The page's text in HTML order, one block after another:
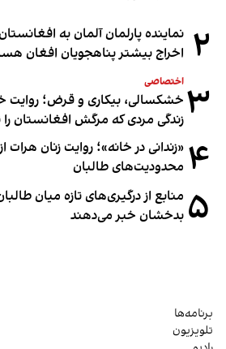
۲ نماینده پارلمان آلمان به
اخراج بیشتر پناهجویان افغان
۳ اختصاصی
خشکسالی، بیکاری و قرض؛ روایت
زندگی مردی که مرگش افغانستان را
۴ «زندانی در خانه»؛ روایت زنان
محدودیت‌های طالبان
۵ منابع از درگیری‌های تازه میان
بدخشان خبر می‌دهند
برنامه‌ها
تلویزیون